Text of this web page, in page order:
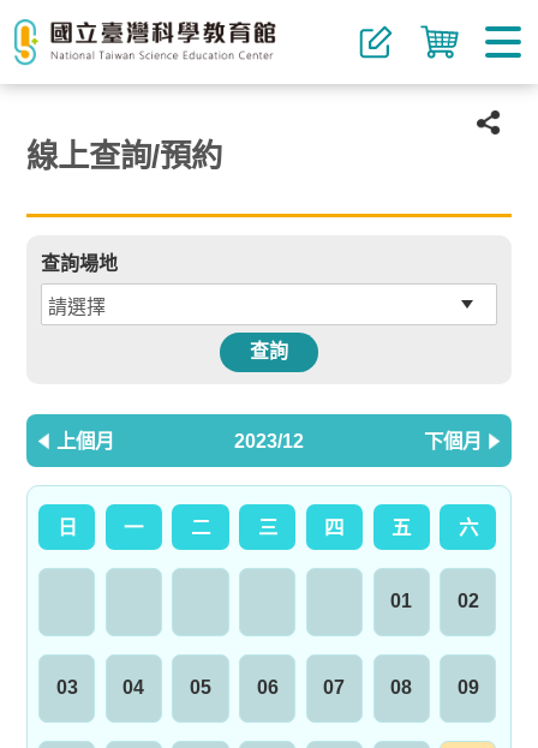
線上查詢/預約
查詢場地
查詢
上個月 2023/12 下個月
日 一 二 三 四 五 六
01 02
03 04 05 06 07 08 09